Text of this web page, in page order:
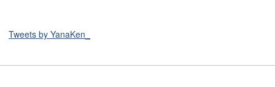
Tweets by YanaKen_